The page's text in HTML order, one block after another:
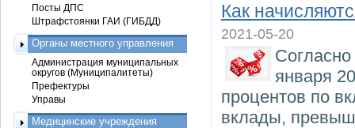
Как
2021-05-20
января
процентов по
вклады,
Посты ДПС
Штрафстоянки ГАИ (ГИБДД)
Органы местного управления
Администрация муниципальных
округов (Муниципалитеты)
Префектуры
Управы
Медицинские учреждения